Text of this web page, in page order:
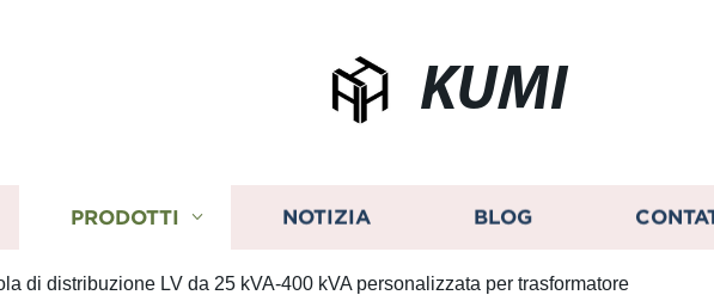
KUMI
PRODOTTI NOTIZIA BLOG
di distribuzione LV da 25 kVA-400 kVA personalizzata per trasformatore